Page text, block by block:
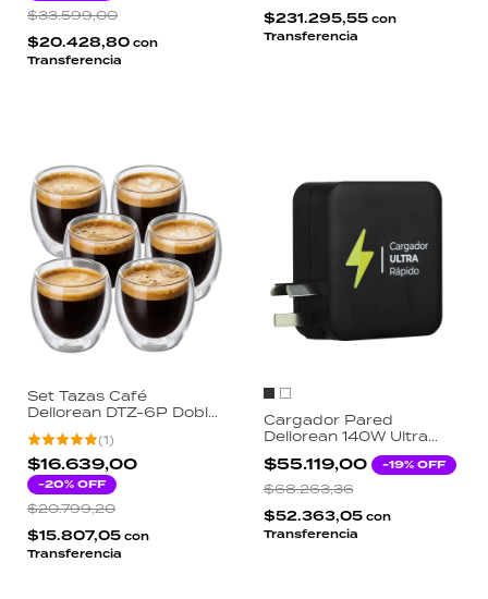
$33.599,00
$20.428,80 con
Transferencia
$231.295,55 con
Transferencia
Set Tazas Café
Dellorean DTZ-6P Doble
Pared Vidrio Borosilicato
80ml Espresso X6
Unidades Transparente
(1)
$16.639,00
-20% OFF
$20.799,20
$15.807,05 con
Transferencia
Cargador Pared
Dellorean 140W Ultra
Rápido 4 Salidas USB-C
USB Macbook iPhone
Notebook
$55.119,00 -19% OFF
$68.263,36
$52.363,05 con
Transferencia